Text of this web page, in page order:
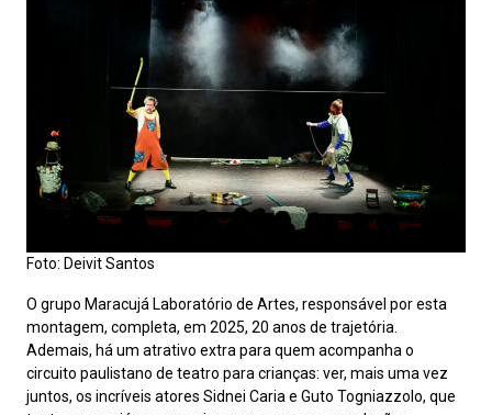
Foto: Deivit Santos
O grupo Maracujá Laboratório de Artes, responsável por esta
montagem, completa, em 2025, 20 anos de trajetória.
Ademais, há um atrativo extra para quem acompanha o
circuito paulistano de teatro para crianças: ver, mais uma vez
juntos, os incríveis atores Sidnei Caria e Guto Togniazzolo, que